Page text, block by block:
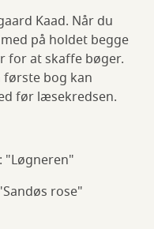
Kaad. Når du
på holdet begge
for at skaffe bøger.
første bog kan
før læsekredsen.
"Løgneren"
rose"